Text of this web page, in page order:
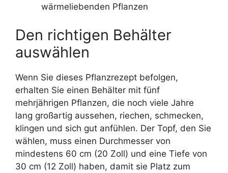
wärmeliebenden Pflanzen
Den richtigen Behälter
auswählen
Wenn Sie dieses Pflanzrezept befolgen,
erhalten Sie einen Behälter mit fünf
mehrjährigen Pflanzen, die noch viele Jahre
lang großartig aussehen, riechen, schmecken,
klingen und sich gut anfühlen. Der Topf, den Sie
wählen, muss einen Durchmesser von
mindestens 60 cm (20 Zoll) und eine Tiefe von
30 cm (12 Zoll) haben, damit sie Platz zum